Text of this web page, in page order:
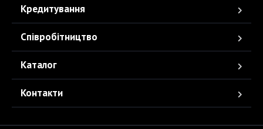
Кредитування
Співробітництво
Каталог
Контакти